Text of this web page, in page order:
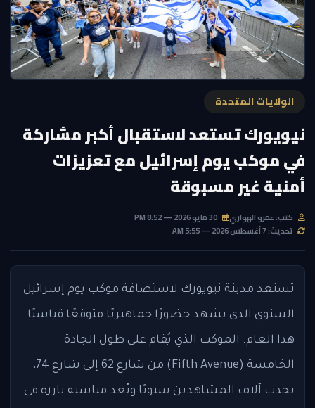
الولايات المتحدة
نيويورك تستعد لاستقبال أكبر مشاركة
في موكب يوم إسرائيل مع تعزيزات
أمنية غير مسبوقة
كتب: عمرو الهواري
تحديث: 7 أغسطس 2026 — 5:55 AM
تستعد مدينة نيويورك لاستضافة موكب يوم إسرائيل
السنوي الذي يشهد حضورًا جماهيريًا متوقعًا قياسيًا
هذا العام. الموكب الذي يُقام على طول الجادة
الخامسة (Fifth Avenue) من شارع 62 إلى شارع 74،
يجذب آلاف المشاهدين سنويًا ويُعد مناسبة بارزة في